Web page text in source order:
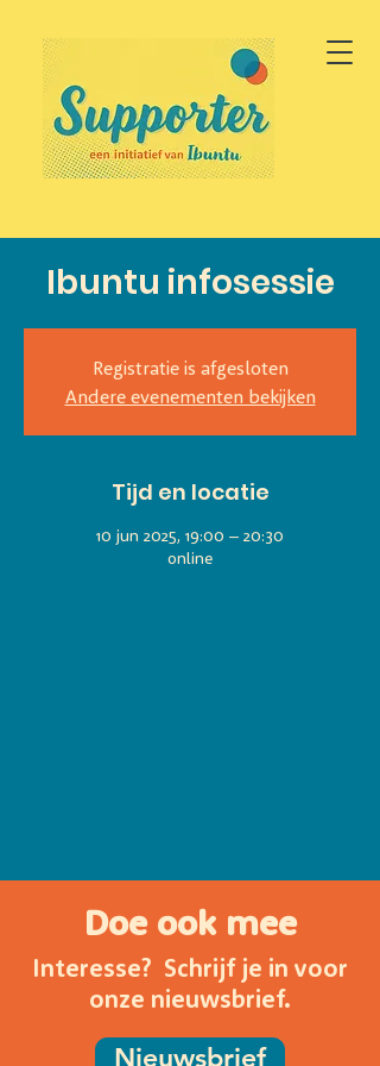
Ibuntu infosessie
Registratie is afgesloten
Andere evenementen bekijken
Tijd en locatie
10 jun 2025, 19:00 – 20:30
online
Doe ook mee
Interesse? Schrijf je in voor
onze nieuwsbrief.
Nieuwsbrief